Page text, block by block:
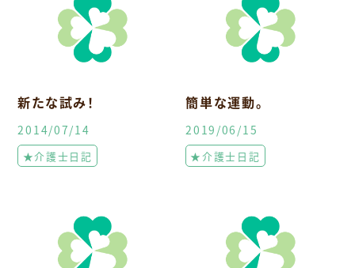
新たな試み！
2014/07/14
★介護士日記
簡単な運動。
2019/06/15
★介護士日記